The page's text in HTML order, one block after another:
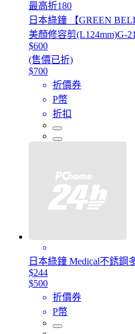
最高折180
日本綠鐘 【GREEN
美顏修容剪(L124mm)G-
$600
(售價已折)
$700
折價券
P幣
折扣
日本綠鐘 Medical不銹鋼
$244
$500
折價券
P幣